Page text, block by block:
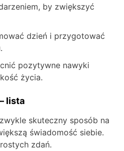
by zwiększyć
dzień i przygotować
pozytywne nawyki
życia.
lista
skuteczny sposób na
świadomość siebie.
zdań.